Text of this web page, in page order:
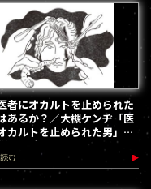
者にオカルトを止められた
あるか？／大槻ケンヂ「医
カルトを止められた男」新
第21回)
む